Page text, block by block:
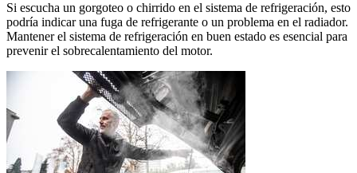
Si escucha un gorgoteo o chirrido en el sistema de refrigeración, esto
podría indicar una fuga de refrigerante o un problema en el radiador.
Mantener el sistema de refrigeración en buen estado es esencial para
prevenir el sobrecalentamiento del motor.